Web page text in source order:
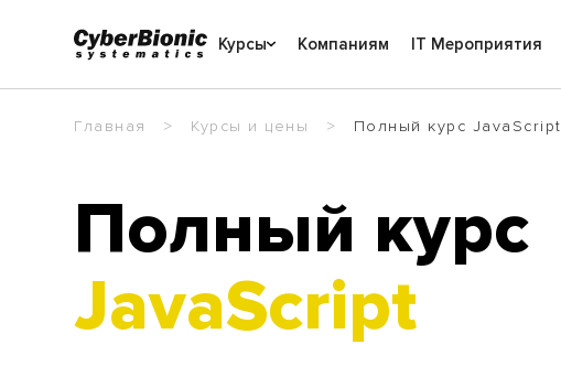
Курсы Компаниям IT Мероприятия
Главная Курсы и цены Полный курс JavaScript
Полный курс
JavaScript